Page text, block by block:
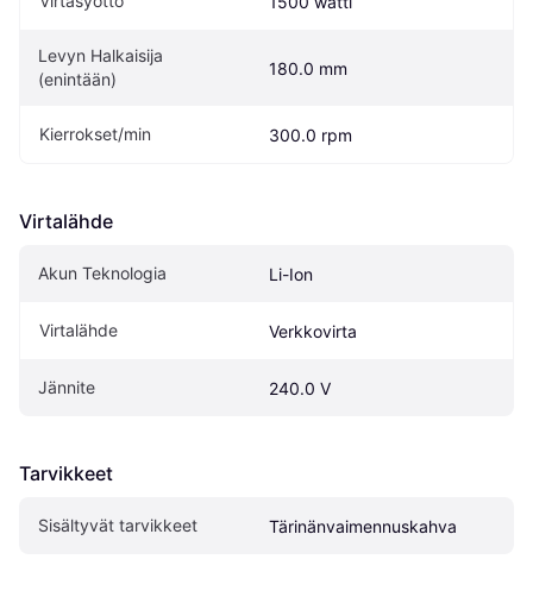
Levyn Halkaisija
(enintään)
180.0 mm
Kierrokset/min 300.0 rpm
Virtalähde
Akun Teknologia Li-Ion
Virtalähde Verkkovirta
Jännite 240.0 V
Tarvikkeet
Sisältyvät tarvikkeet Tärinänvaimennuskahva